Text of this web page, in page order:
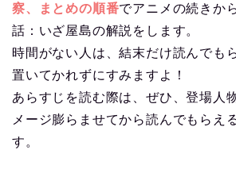
察、まとめの順番でアニメの続きか
話：いざ屋島の解説をします。
時間がない人は、結末だけ読んでも
置いてかれずにすみますよ！
あらすじを読む際は、ぜひ、登場人
メージ膨らませてから読んでもらえ
す。